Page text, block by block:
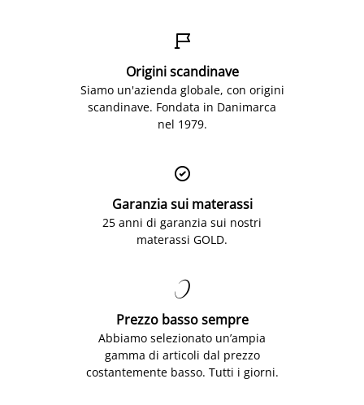

Origini scandinave
Siamo un'azienda globale, con origini
scandinave. Fondata in Danimarca
nel 1979.

Garanzia sui materassi
25 anni di garanzia sui nostri
materassi GOLD.

Prezzo basso sempre
Abbiamo selezionato un’ampia
gamma di articoli dal prezzo
costantemente basso. Tutti i giorni.